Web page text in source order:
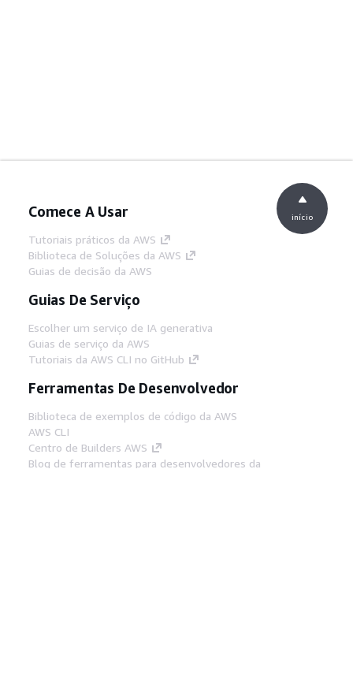
Comece A Usar
Tutoriais práticos da AWS
Biblioteca de Soluções da AWS
Guias de decisão da AWS
Guias De Serviço
Escolher um serviço de IA generativa
Guias de serviço da AWS
Tutoriais da AWS CLI no GitHub
Ferramentas De Desenvolvedor
Biblioteca de exemplos de código da AWS
AWS CLI
Centro de Builders AWS
Blog de ferramentas para desenvolvedores da
início